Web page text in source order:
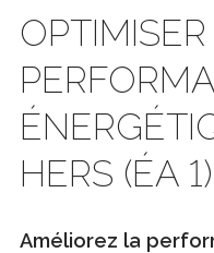
HERS (ÉA 1)
Améliorez la